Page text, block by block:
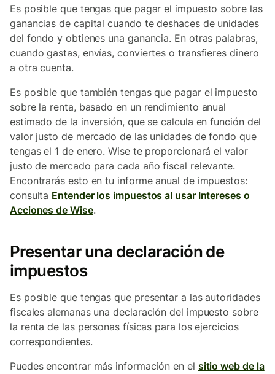
Es posible que tengas que pagar el impuesto sobre las
ganancias de capital cuando te deshaces de unidades
del fondo y obtienes una ganancia. En otras palabras,
cuando gastas, envías, conviertes o transfieres dinero
a otra cuenta.
Es posible que también tengas que pagar el impuesto
sobre la renta, basado en un rendimiento anual
estimado de la inversión, que se calcula en función del
valor justo de mercado de las unidades de fondo que
tengas el 1 de enero. Wise te proporcionará el valor
justo de mercado para cada año fiscal relevante.
Encontrarás esto en tu informe anual de impuestos:
consulta Entender los impuestos al usar Intereses o
Acciones de Wise.
Presentar una declaración de
impuestos
Es posible que tengas que presentar a las autoridades
fiscales alemanas una declaración del impuesto sobre
la renta de las personas físicas para los ejercicios
correspondientes.
Puedes encontrar más información en el sitio web de la